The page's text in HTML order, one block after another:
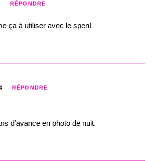
RÉPONDRE
ça à utiliser avec le spen!
RÉPONDRE
d’avance en photo de nuit.